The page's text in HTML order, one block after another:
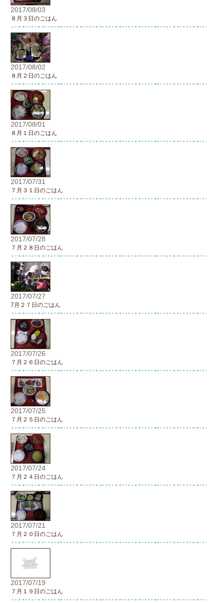
2017/08/03
８月３日のごはん
2017/08/02
８月２日のごはん
2017/08/01
８月１日のごはん
2017/07/31
７月３１日のごはん
2017/07/28
７月２８日のごはん
2017/07/27
7月２７日のごはん
2017/07/26
７月２６日のごはん
2017/07/25
７月２５日のごはん
2017/07/24
７月２４日のごはん
2017/07/21
７月２０日のごはん
2017/07/19
７月１９日のごはん